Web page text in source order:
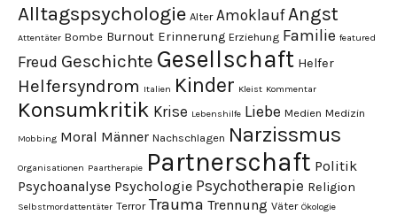
Alltagspsychologie Alter Amoklauf Angst
Attentäter Bombe Burnout Erinnerung Erziehung Familie featured
Freud Geschichte Gesellschaft Helfer
Helfersyndrom Italien Kinder Kleist Kommentar
Konsumkritik Krise Lebenshilfe Liebe Medien Medizin
Mobbing Moral Männer Nachschlagen Narzissmus
Organisationen Paartherapie Partnerschaft Politik
Psychoanalyse Psychologie Psychotherapie Religion
Selbstmordattentäter Terror Trauma Trennung Väter Ökologie